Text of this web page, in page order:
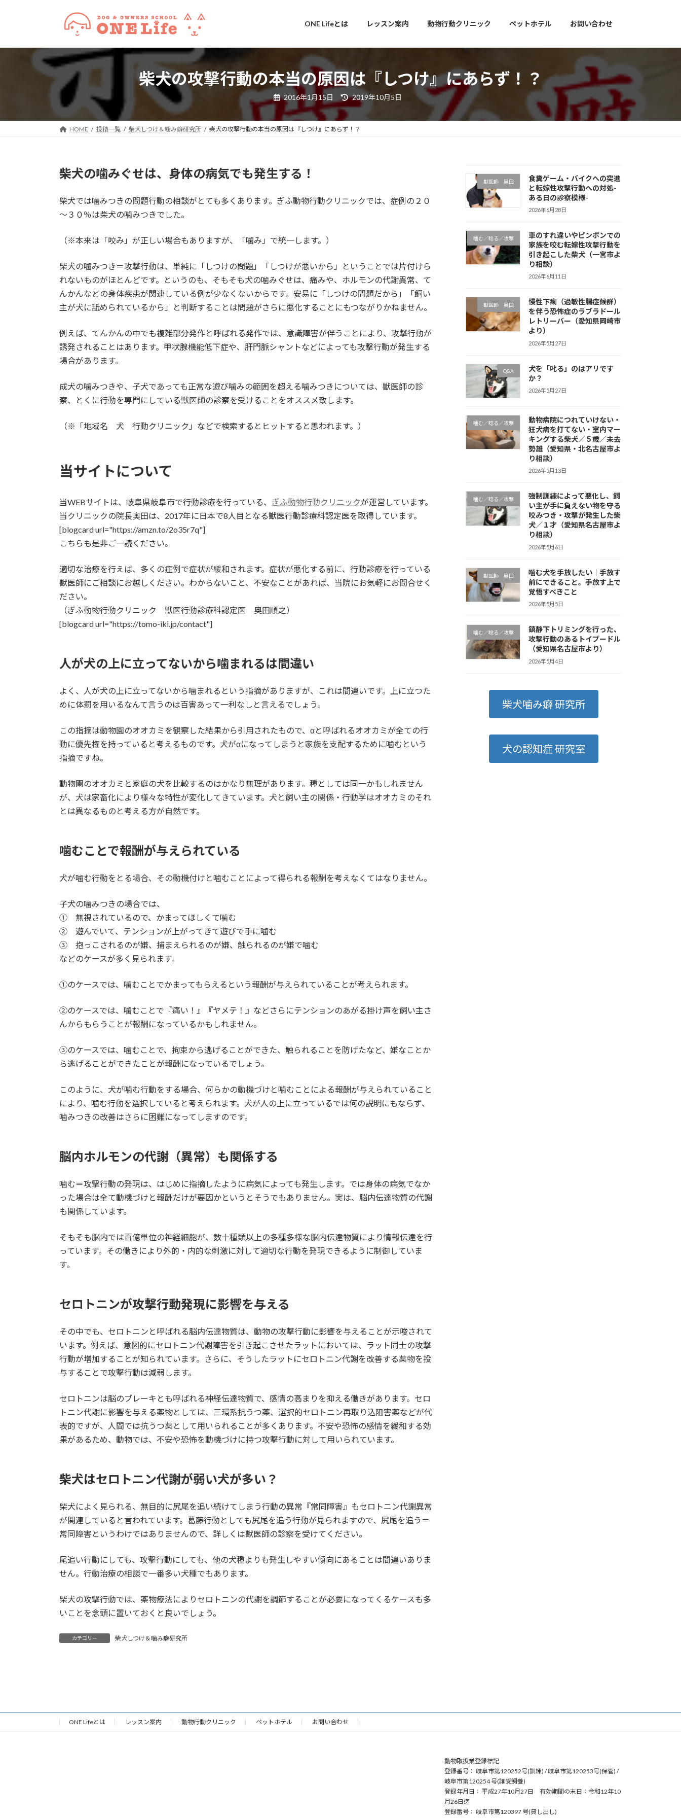
ONE Lifeとは レッスン案内 動物行動クリニック ペットホテル お問い合わせ
柴犬の攻撃行動の本当の原因は『しつけ』にあらず！？
2016年1月15日
最
日
時
2019年10月5日
HOME 投稿一覧 柴犬しつけ＆噛み癖研究所 柴犬の攻撃行動の本当の原因は『しつけ』にあらず！？
柴犬の噛みぐせは、身体の病気でも発生する！
柴犬では噛みつきの問題行動の相談がとても多くあります。ぎふ動物行動クリニックでは、症例の２０
～３０％は柴犬の噛みつきでした。
（※本来は「咬み」が正しい場合もありますが、「噛み」で統一します。）
柴犬の噛みつき＝攻撃行動は、単純に「しつけの問題」「しつけが悪いから」ということでは片付けら
れないものがほとんどです。というのも、そもそも犬の噛みぐせは、痛みや、ホルモンの代謝異常、て
んかんなどの身体疾患が関連している例が少なくないからです。安易に「しつけの問題だから」「飼い
主が犬に舐められているから」と判断することは問題がさらに悪化することにもつながりかねません。
例えば、てんかんの中でも複雑部分発作と呼ばれる発作では、意識障害が伴うことにより、攻撃行動が
誘発されることはあります。甲状腺機能低下症や、肝門脈シャントなどによっても攻撃行動が発生する
場合があります。
成犬の噛みつきや、子犬であっても正常な遊び噛みの範囲を超える噛みつきについては、獣医師の診
察、とくに行動を専門にしている獣医師の診察を受けることをオススメ致します。
（※「地域名 犬 行動クリニック」などで検索するとヒットすると思われます。）
当サイトについて
当WEBサイトは、岐阜県岐阜市で行動診療を行っている、 ぎふ動物行動クリニックが運営しています。
当クリニックの院長奥田は、2017年に日本で8人目となる獣医行動診療科認定医を取得しています。
[blogcard url="https://amzn.to/2o35r7q"]
こちらも是非ご一読ください。
適切な治療を行えば、多くの症例で症状が緩和されます。症状が悪化する前に、行動診療を行っている
獣医師にご相談にお越しください。わからないこと、不安なことがあれば、当院にお気軽にお問合せく
ださい。
（ぎふ動物行動クリニック 獣医行動診療科認定医 奥田順之）
[blogcard url="https://tomo-iki.jp/contact"]
人が犬の上に立ってないから噛まれるは間違い
よく、人が犬の上に立ってないから噛まれるという指摘がありますが、これは間違いです。上に立つた
めに体罰を用いるなんて言うのは百害あって一利なしと言えるでしょう。
この指摘は動物園のオオカミを観察した結果から引用されたもので、αと呼ばれるオオカミが全ての行
動に優先権を持っていると考えるものです。犬がαになってしまうと家族を支配するために噛むという
指摘ですね。
動物園のオオカミと家庭の犬を比較するのはかなり無理があります。種としては同一かもしれません
が、犬は家畜化により様々な特性が変化してきています。犬と飼い主の関係・行動学はオオカミのそれ
とは異なるものと考える方が自然です。
噛むことで報酬が与えられている
犬が噛む行動をとる場合、その動機付けと噛むことによって得られる報酬を考えなくてはなりません。
子犬の噛みつきの場合では、
① 無視されているので、かまってほしくて噛む
② 遊んでいて、テンションが上がってきて遊びで手に噛む
③ 抱っこされるのが嫌、捕まえられるのが嫌、触られるのが嫌で噛む
などのケースが多く見られます。
①のケースでは、噛むことでかまってもらえるという報酬が与えられていることが考えられます。
②のケースでは、噛むことで『痛い！』『ヤメテ！』などさらにテンションのあがる掛け声を飼い主さ
んからもらうことが報酬になっているかもしれません。
③のケースでは、噛むことで、拘束から逃げることができた、触られることを防げたなど、嫌なことか
ら逃げることができたことが報酬になっているでしょう。
このように、犬が噛む行動をする場合、何らかの動機づけと噛むことによる報酬が与えられていること
により、噛む行動を選択していると考えられます。犬が人の上に立っているでは何の説明にもならず、
噛みつきの改善はさらに困難になってしますのです。
脳内ホルモンの代謝（異常）も関係する
噛む＝攻撃行動の発現は、はじめに指摘したように病気によっても発生します。では身体の病気でなか
った場合は全て動機づけと報酬だけが要因かというとそうでもありません。実は、脳内伝達物質の代謝
も関係しています。
そもそも脳内では百億単位の神経細胞が、数十種類以上の多種多様な脳内伝達物質により情報伝達を行
っています。その働きにより外的・内的な刺激に対して適切な行動を発現できるように制御していま
す。
セロトニンが攻撃行動発現に影響を与える
その中でも、セロトニンと呼ばれる脳内伝達物質は、動物の攻撃行動に影響を与えることが示唆されて
います。例えば、意図的にセロトニン代謝障害を引き起こさせたラットにおいては、ラット同士の攻撃
行動が増加することが知られています。さらに、そうしたラットにセロトニン代謝を改善する薬物を投
与することで攻撃行動は減弱します。
セロトニンは脳のブレーキとも呼ばれる神経伝達物質で、感情の高まりを抑える働きがあります。セロ
トニン代謝に影響を与える薬物としては、三環系抗うつ薬、選択的セロトニン再取り込阻害薬などが代
表的ですが、人間では抗うつ薬として用いられることが多くあります。不安や恐怖の感情を緩和する効
果があるため、動物では、不安や恐怖を動機づけに持つ攻撃行動に対して用いられています。
柴犬はセロトニン代謝が弱い犬が多い？
柴犬によく見られる、無目的に尻尾を追い続けてしまう行動の異常『常同障害』もセロトニン代謝異常
が関連していると言われています。葛藤行動としても尻尾を追う行動が見られますので、尻尾を追う＝
常同障害というわけではありませんので、詳しくは獣医師の診察を受けてください。
尾追い行動にしても、攻撃行動にしても、他の犬種よりも発生しやすい傾向にあることは間違いありま
せん。行動治療の相談で一番多い犬種でもあります。
柴犬の攻撃行動では、薬物療法によりセロトニンの代謝を調節することが必要になってくるケースも多
いことを念頭に置いておくと良いでしょう。
カテゴリー 柴犬しつけ＆噛み癖研究所
獣医師 奥田
食糞ゲーム・バイクへの突進
と転嫁性攻撃行動への対処-
ある日の診察模様-
2026年6月28日
噛む／唸る／攻撃
車のすれ違いやピンポンでの
家族を咬む転嫁性攻撃行動を
引き起こした柴犬（一宮市よ
り相談）
2026年6月11日
獣医師 奥田
慢性下痢（過敏性腸症候群）
を伴う恐怖症のラブラドール
レトリーバー（愛知県岡崎市
より）
2026年5月27日
Q&A
犬を「叱る」のはアリです
か？
2026年5月27日
噛む／唸る／攻撃
動物病院につれていけない・
狂犬病を打てない・室内マー
キングする柴犬／５歳／未去
勢雄（愛知県・北名古屋市よ
り相談）
2026年5月13日
噛む／唸る／攻撃
強制訓練によって悪化し、飼
い主が手に負えない物を守る
咬みつき・攻撃が発生した柴
犬／１才（愛知県名古屋市よ
り相談）
2026年5月6日
獣医師 奥田
噛む犬を手放したい｜手放す
前にできること。手放す上で
覚悟すべきこと
2026年5月5日
噛む／唸る／攻撃
鎮静下トリミングを行った、
攻撃行動のあるトイプードル
（愛知県名古屋市より）
2026年5月4日
柴犬噛み癖 研究所
犬の認知症 研究室
ONE Lifeとは レッスン案内 動物行動クリニック ペットホテル お問い合わせ
動物取扱業登録標記
登録番号： 岐阜市第120252号(訓練) / 岐阜市第120253号(保管) /
岐阜市第120254 号(譲受飼養)
登録年月日： 平成27年10月27日 有効期間の末日：令和12年10
月26日迄
登録番号： 岐阜市第120397 号(貸し出し)